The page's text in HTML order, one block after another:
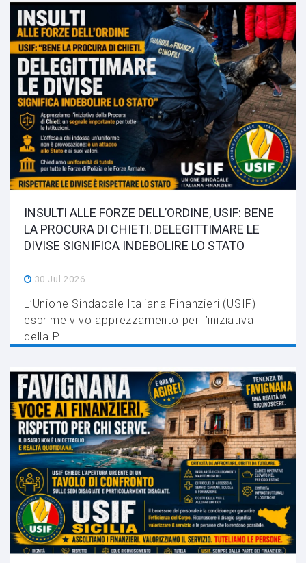
INSULTI ALLE FORZE DELL’ORDINE, USIF: BENE
LA PROCURA DI CHIETI. DELEGITTIMARE LE
DIVISE SIGNIFICA INDEBOLIRE LO STATO
30 Jul 2026
L’Unione Sindacale Italiana Finanzieri (USIF)
esprime vivo apprezzamento per l’iniziativa
della P ...